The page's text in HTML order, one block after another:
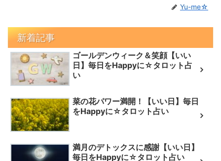
Yu-me☆
新着記事
ゴールデンウィーク＆笑顔【いい
日】毎日をHappyに☆タロット占
い
菜の花パワー満開！【いい日】毎日
をHappyに☆タロット占い
満月のデトックスに感謝【いい日】
毎日をHappyに☆タロット占い